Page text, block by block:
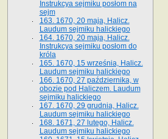
Instrukcya sejmiku posłom na
sejm
163. 1670, 20 maja, Halicz.
Laudum sejmiku halickiego
164. 1670, 20 maja, Halicz.
Instrukcya sejmiku posłom do
króla
165. 1670, 15 września, Halicz.
Laudum sejmiku halickiego
166. 1670, 27 października, w
obozie pod Haliczem. Laudum
sejmiku halickiego
167. 1670, 29 grudnia, Halicz.
Laudum sejmiku halickiego
168. 1671, 27 lutego, Halicz.
Laudum sejmiku halickiego